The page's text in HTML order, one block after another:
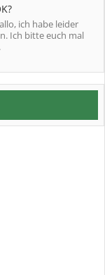
ich habe leider
Ich bitte euch mal